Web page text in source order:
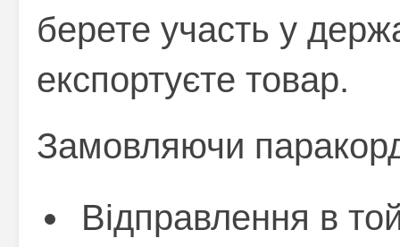
берете участь у
експортуєте товар.
Замовляючи
Відправлення в